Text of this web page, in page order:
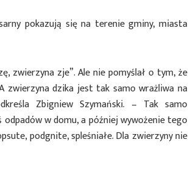
pokazują się na terenie gminy, miasta
zwierzyna zje”. Ale nie pomyślał o tym, że
zwierzyna dzika jest tak samo wrażliwa na
Zbigniew Szymański. – Tak samo
odpadów w domu, a później wywożenie tego
podgnite, spleśniałe. Dla zwierzyny nie